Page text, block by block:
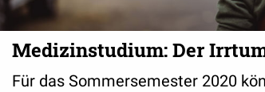
Medizinstudium: Der
Für das Sommersemester 2020